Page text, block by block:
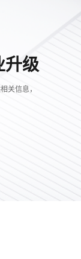
升级
关信息，